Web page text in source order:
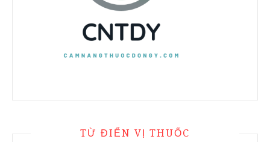
TỪ ĐIỂN VỊ THUỐC